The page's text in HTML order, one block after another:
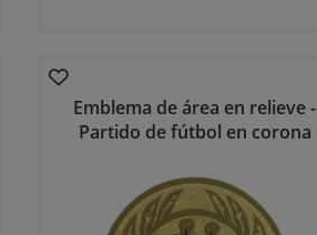
Emblema de área en relieve -
Partido de fútbol en corona